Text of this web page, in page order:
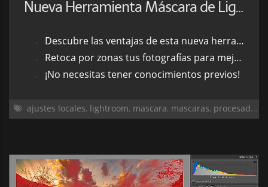
Nueva Herramienta Máscara de Lightroom
Descubre las ventajas de esta nueva herramienta paso a paso
Retoca por zonas tus fotografías para mejorar su revelado
¡No necesitas tener conocimientos previos!
ajustes locales, lightroom, mascara, mascaras, procesado ,